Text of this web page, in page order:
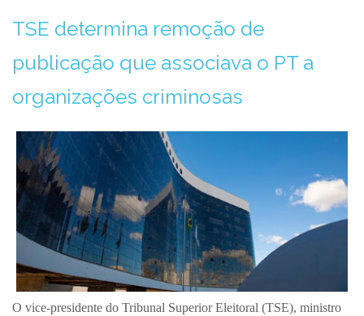
TSE determina remoção de
publicação que associava o PT a
organizações criminosas
O vice-presidente do Tribunal Superior Eleitoral (TSE), ministro